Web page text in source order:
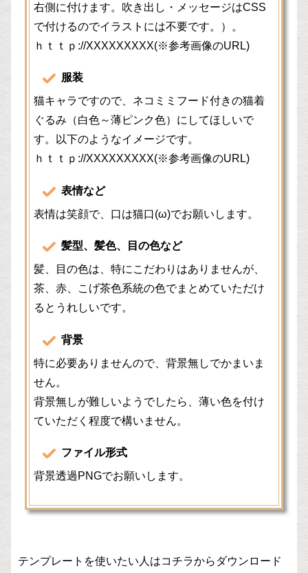
右側に付けます。吹き出し・メッセージはCSS
で付けるのでイラストには不要です。）。
ｈｔｔｐ://XXXXXXXXX(※参考画像のURL)
服装
猫キャラですので、ネコミミフード付きの猫着
ぐるみ（白色～薄ピンク色）にしてほしいで
す。以下のようなイメージです。
ｈｔｔｐ://XXXXXXXXX(※参考画像のURL)
表情など
表情は笑顔で、口は猫口(ω)でお願いします。
髪型、髪色、目の色など
髪、目の色は、特にこだわりはありませんが、
茶、赤、こげ茶色系統の色でまとめていただけ
るとうれしいです。
背景
特に必要ありませんので、背景無しでかまいま
せん。
背景無しが難しいようでしたら、薄い色を付け
ていただく程度で構いません。
ファイル形式
背景透過PNGでお願いします。
テンプレートを使いたい人はコチラからダウンロード